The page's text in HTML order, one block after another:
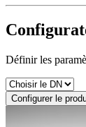
Définir les
Configurer le